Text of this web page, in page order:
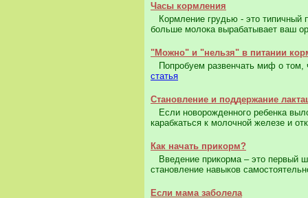
Часы кормления
Кормление грудью - это типичный
больше молока вырабатывает ваш
"Можно" и "нельзя" в питании
Попробуем развенчать миф о том,
статья
Становление и поддержание
Если новорожденного ребенка
карабкаться к молочной железе и
Как начать прикорм?
Введение прикорма – это первый
становление навыков
Если мама заболела